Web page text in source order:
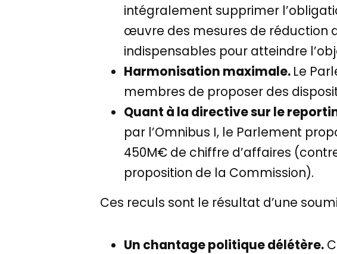
intégralement supprimer
œuvre des mesures de réduction
indispensables pour atteindre
Harmonisation maximale. Le
membres de proposer des
Quant à la directive sur le
par l’Omnibus I, le Parlement
450M€ de chiffre d’affaires
proposition de la Commission).
Ces reculs sont le résultat d’une
Un chantage politique délétère.